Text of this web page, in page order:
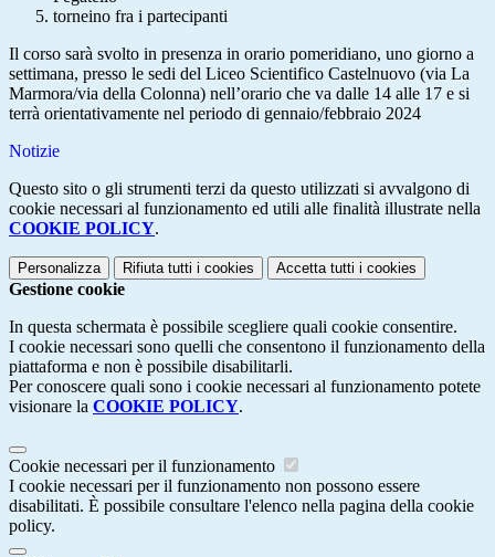
torneino fra i partecipanti
Il corso sarà svolto in presenza in orario pomeridiano, uno giorno a
settimana, presso le sedi del Liceo Scientifico Castelnuovo (via La
Marmora/via della Colonna) nell’orario che va dalle 14 alle 17 e si
terrà orientativamente nel periodo di gennaio/febbraio 2024
Notizie
Questo sito o gli strumenti terzi da questo utilizzati si avvalgono di
cookie necessari al funzionamento ed utili alle finalità illustrate nella
COOKIE POLICY.
Personalizza Rifiuta tutti i cookies Accetta tutti i cookies
Gestione cookie
In questa schermata è possibile scegliere quali cookie consentire.
I cookie necessari sono quelli che consentono il funzionamento della
piattaforma e non è possibile disabilitarli.
Per conoscere quali sono i cookie necessari al funzionamento potete
visionare la COOKIE POLICY.
Cookie necessari per il funzionamento
I cookie necessari per il funzionamento non possono essere
disabilitati. È possibile consultare l'elenco nella pagina della cookie
policy.